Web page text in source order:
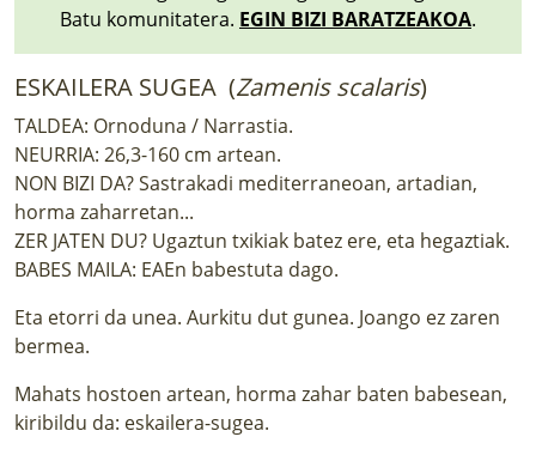
Batu komunitatera. EGIN BIZI BARATZEAKOA.
ESKAILERA SUGEA (Zamenis scalaris)
TALDEA: Ornoduna / Narrastia.
NEURRIA: 26,3-160 cm artean.
NON BIZI DA? Sastrakadi mediterraneoan, artadian,
horma zaharretan...
ZER JATEN DU? Ugaztun txikiak batez ere, eta hegaztiak.
BABES MAILA: EAEn babestuta dago.
Eta etorri da unea. Aurkitu dut gunea. Joango ez zaren
bermea.
Mahats hostoen artean, horma zahar baten babesean,
kiribildu da: eskailera-sugea.